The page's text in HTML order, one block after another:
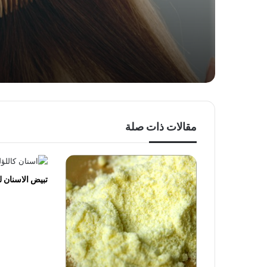
مقالات ذات صلة
تبيض الاسنان